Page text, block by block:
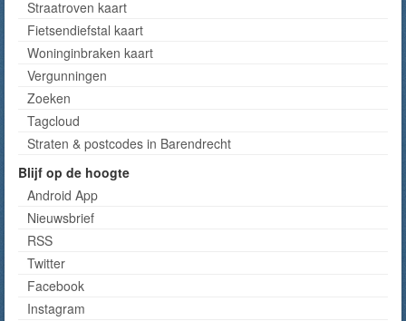
Straatroven kaart
Fietsendiefstal kaart
Woninginbraken kaart
Vergunningen
Zoeken
Tagcloud
Straten & postcodes in Barendrecht
Blijf op de hoogte
Android App
Nieuwsbrief
RSS
Twitter
Facebook
Instagram